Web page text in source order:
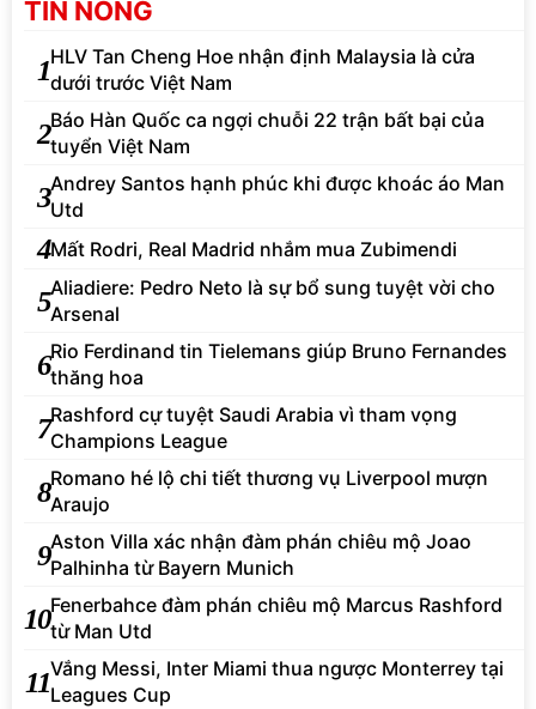
TIN NÓNG
1HLV Tan Cheng Hoe nhận định Malaysia là cửa
dưới trước Việt Nam
2Báo Hàn Quốc ca ngợi chuỗi 22 trận bất bại của
tuyển Việt Nam
3Andrey Santos hạnh phúc khi được khoác áo Man
Utd
4Mất Rodri, Real Madrid nhắm mua Zubimendi
5Aliadiere: Pedro Neto là sự bổ sung tuyệt vời cho
Arsenal
6Rio Ferdinand tin Tielemans giúp Bruno Fernandes
thăng hoa
7Rashford cự tuyệt Saudi Arabia vì tham vọng
Champions League
8Romano hé lộ chi tiết thương vụ Liverpool mượn
Araujo
9Aston Villa xác nhận đàm phán chiêu mộ Joao
Palhinha từ Bayern Munich
10Fenerbahce đàm phán chiêu mộ Marcus Rashford
từ Man Utd
11Vắng Messi, Inter Miami thua ngược Monterrey tại
Leagues Cup